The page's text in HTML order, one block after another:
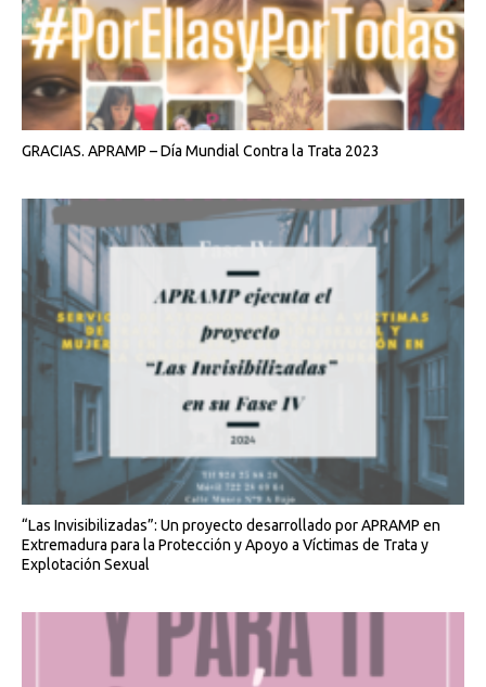
GRACIAS. APRAMP – Día Mundial Contra la Trata 2023
“Las Invisibilizadas”: Un proyecto desarrollado por APRAMP en
Extremadura para la Protección y Apoyo a Víctimas de Trata y
Explotación Sexual